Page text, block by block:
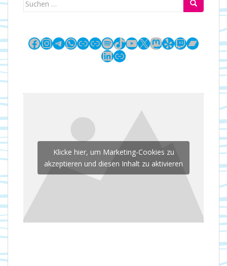
Facebook
Instagram
Telegram
WhatsApp
LinkLinkSpotify
TikTok
YouTube
X Mastodon
YelpTwitch
LinkedIn
Link
Klicke hier, um Marketing-Cookies zu
akzeptieren und diesen Inhalt zu aktivieren